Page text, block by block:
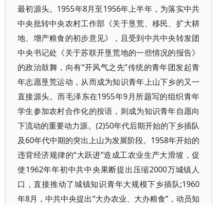
最初源头。1955年8月至1956年上半年，为落实中共
中央批转中央农村工作部《关于垦荒、移民、扩大耕
地、增产粮食的初步意见》，且受到中共中央转发团
中央书记处《关于苏联开垦荒地的一些情况的报告》
的政治鼓舞，向有“开风气之先”传统的青年团发起青
年志愿垦荒运动，从而成为知识青年上山下乡的又一
直接源头。而毛泽东在1955年9月所题写的组织青年
学生参加农村合作化的按语，则成为知识青年自愿向
下流动的重要动力源。(2)50年代后期开始的下乡插队
及60年代中期的突出上山为发展阶段。1958年开始的
违背经济规律的“大跃进”造成工农业生产大滑坡，促
使1962年年初中共中央果断提出压缩2000万城镇人
口，直接推动了城镇知识青年大规模下乡插队;1960
年8月，中共中央提出“大办农业、大办粮食”，动员知